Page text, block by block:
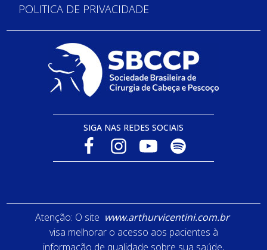
POLITICA DE PRIVACIDADE
SIGA NAS REDES SOCIAIS
Atenção: O site www.arthurvicentini.com.br
visa melhorar o acesso aos pacientes à
informação de qualidade sobre sua saúde,